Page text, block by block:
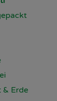
& Erde